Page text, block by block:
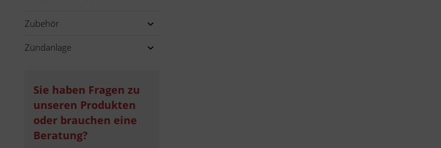
Zubehör
Zündanlage
Sie haben Fragen zu
unseren Produkten
oder brauchen eine
Beratung?